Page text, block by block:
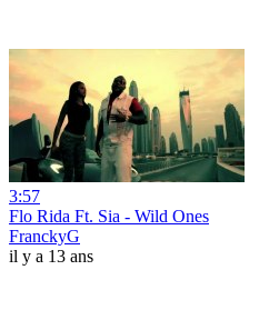
3:57
Flo Rida Ft. Sia - Wild Ones
FranckyG
il y a 13 ans